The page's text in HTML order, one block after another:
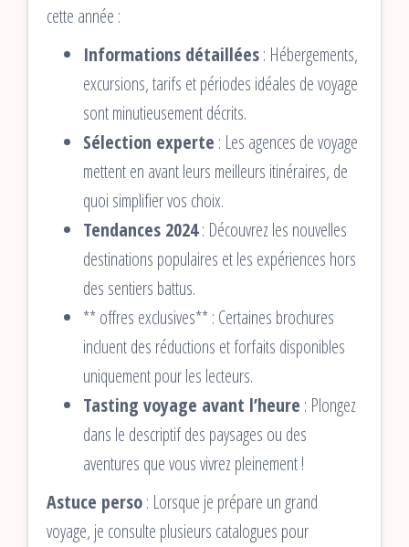
cette année :
Informations détaillées: Hébergements,
excursions, tarifs et périodes idéales de voyage
sont minutieusement décrits.
Sélection experte : Les agences de voyage
mettent en avant leurs meilleurs itinéraires, de
quoi simplifier vos choix.
Tendances 2024: Découvrez les nouvelles
destinations populaires et les expériences hors
des sentiers battus.
** offres exclusives** : Certaines brochures
incluent des réductions et forfaits disponibles
uniquement pour les lecteurs.
Tasting voyage avant l’heure : Plongez
dans le descriptif des paysages ou des
aventures que vous vivrez pleinement !
Astuce perso: Lorsque je prépare un grand
voyage, je consulte plusieurs catalogues pour